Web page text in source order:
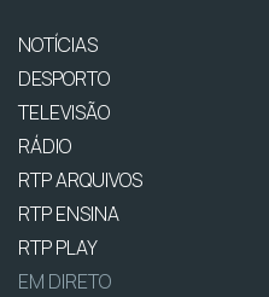
NOTÍCIAS
DESPORTO
TELEVISÃO
RÁDIO
RTP ARQUIVOS
RTP ENSINA
RTP PLAY
EM DIRETO